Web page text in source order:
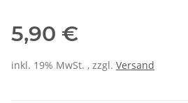
5,90 €
inkl. 19% MwSt. , zzgl. Versand